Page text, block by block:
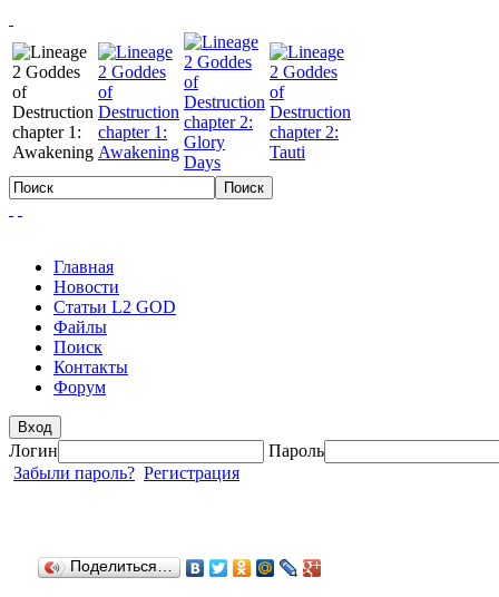
Главная
Новости
Статьи L2 GOD
Файлы
Поиск
Контакты
Форум
Вход
Логин
Пароль
Забыли пароль? Регистрация
Поделиться…